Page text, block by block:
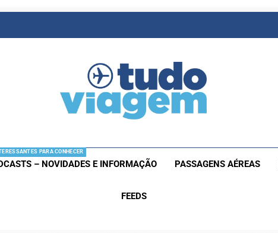
PARA CONHECER
– NOVIDADES E INFORMAÇÃO PASSAGENS AÉREAS
FEEDS